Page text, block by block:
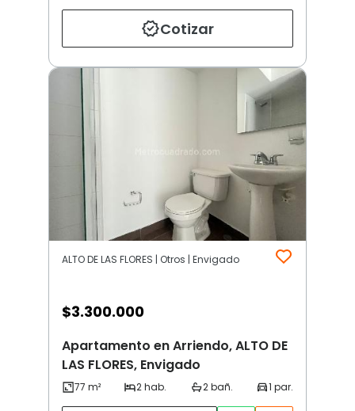
Cotizar
ALTO DE LAS FLORES | Otros | Envigado
$3.300.000
Apartamento en Arriendo, ALTO DE
LAS FLORES, Envigado